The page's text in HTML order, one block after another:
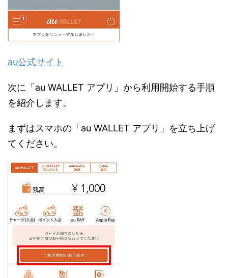
au公式サイト
次に「au WALLET アプリ」から利用開始する手順
を紹介します。
まずはスマホの「au WALLET アプリ」を立ち上げ
てください。